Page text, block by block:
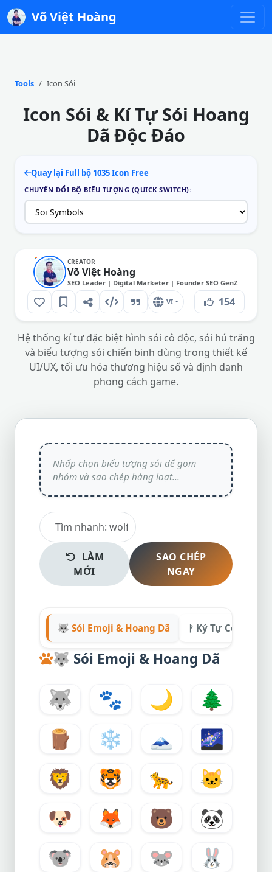
Võ Việt Hoàng
Tools Icon Sói
Icon Sói & Kí Tự Sói Hoang
Dã Độc Đáo
Quay lại Full bộ 1035 Icon Free
CHUYỂN ĐỔI BỘ BIỂU TƯỢNG (QUICK SWITCH):
CREATOR
Võ Việt Hoàng
SEO Leader | Digital Marketer | Founder SEO GenZ
VI 154
Hệ thống kí tự đặc biệt hình sói cô độc, sói hú trăng
và biểu tượng sói chiến binh dùng trong thiết kế
UI/UX, tối ưu hóa thương hiệu số và định danh
phong cách game.
LÀM
MỚI
SAO CHÉP
NGAY
🐺 Sói Emoji & Hoang Dã ᚹ Ký Tự Cổ Điển &
🐺 Sói Emoji & Hoang Dã
🐺 🐾 🌙
🌲
🪵
❄️ 🗻
🌌
🦁
🐯 🐆
🐱
🐶
🦊 🐻
🐼
🐨
🐹 🐭 🐰